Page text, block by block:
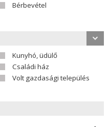
Bérbevétel
Kunyhó, üdülő
Családi ház
Volt gazdasági település